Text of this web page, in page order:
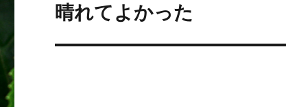
次
投
晴れてよかった